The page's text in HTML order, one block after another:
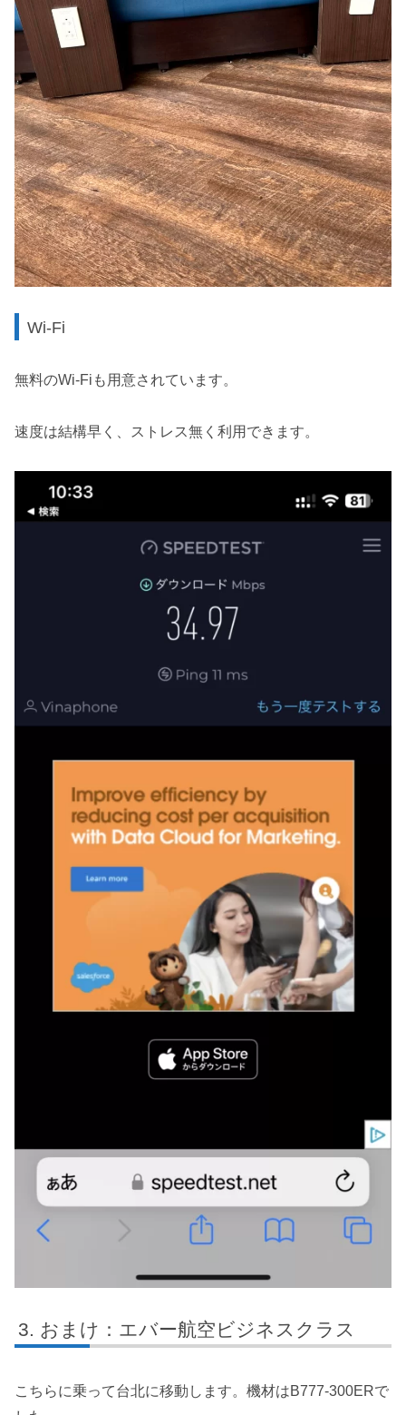
Wi-Fi
無料のWi-Fiも用意されています。
速度は結構早く、ストレス無く利用できます。
おまけ：エバー航空ビジネスクラス
こちらに乗って台北に移動します。機材はB777-300ERで